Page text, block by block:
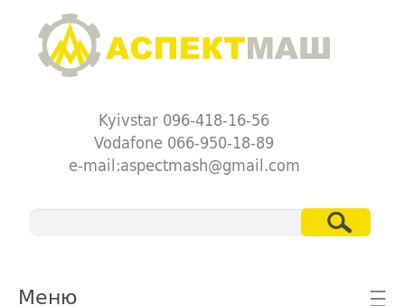
Kyivstar 096-418-16-56
Vodafone 066-950-18-89
e-mail:aspectmash@gmail.com
Меню ☰